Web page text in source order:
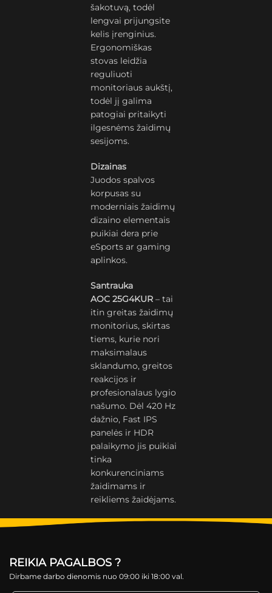
šakotuvą, todėl
lengvai prijungsite
kelis įrenginius.
Ergonomiškas
stovas leidžia
reguliuoti
monitoriaus aukštį,
todėl jį galima
patogiai pritaikyti
ilgesnėms žaidimų
sesijoms.
Dizainas
Juodos spalvos
korpusas su
moderniais žaidimų
dizaino elementais
puikiai dera prie
eSports ar gaming
aplinkos.
Santrauka
AOC 25G4KUR – tai
itin greitas žaidimų
monitorius, skirtas
tiems, kurie nori
maksimalaus
sklandumo, greitos
reakcijos ir
profesionalaus lygio
našumo. Dėl 420 Hz
dažnio, Fast IPS
panelės ir HDR
palaikymo jis puikiai
tinka
konkurenciniams
žaidimams ir
reikliems žaidėjams.
REIKIA PAGALBOS ?
Dirbame darbo dienomis nuo 09:00 iki 18:00 val.